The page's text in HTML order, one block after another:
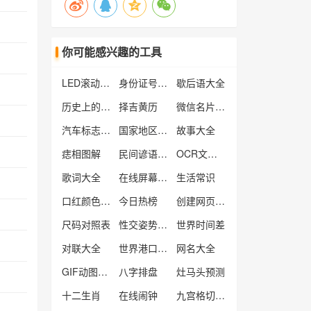
你可能感兴趣的工具
LED滚动文字工具 身份证号归属地
歇后语大全
历史上的今天
择吉黄历
微信名片生成工具
汽车标志大全
国家地区查询
故事大全
痣相图解
民间谚语大全
OCR文字识别工具
歌词大全
在线屏幕测试工具
生活常识
口红颜色大全
今日热榜
创建网页快捷方式
尺码对照表
性交姿势大全
世界时间差
对联大全
世界港口查询
网名大全
GIF动图制作
八字排盘
灶马头预测
十二生肖
在线闹钟
九宫格切图工具